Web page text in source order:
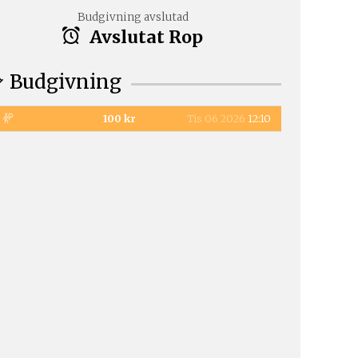
Budgivning avslutad
Avslutat Rop
Budgivning
100 kr Tis 06 2026 12:10